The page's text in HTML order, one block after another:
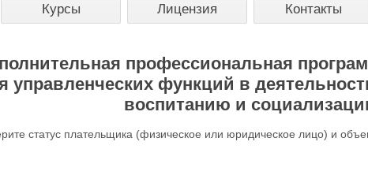
Курсы Лицензия Контакты
профессиональная
управленческих функций в
воспитанию и
статус плательщика (физическое или юридическое лицо) и